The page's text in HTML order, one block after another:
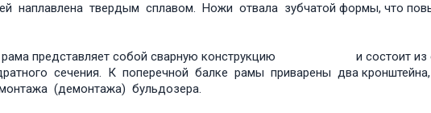
наплавлена твердым сплавом. Ножи отвала зубчатой формы, что
представляет собой сварную конструкцию и состоит из
сечения. К поперечной балке рамы приварены два
(демонтажа) бульдозера.